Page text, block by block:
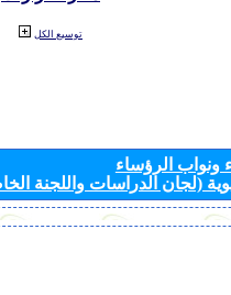
توسيع الكل
الرؤساء
(لجان الدراسات واللجنة